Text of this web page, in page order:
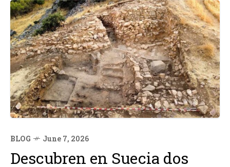
BLOG June 7, 2026
Descubren en Suecia dos